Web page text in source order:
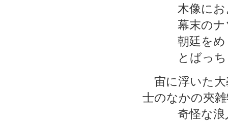
木像におよ
幕末のナゾ
朝廷をめぐ
とばっちり
宙に浮いた大
士のなかの夾
奇怪な浪人